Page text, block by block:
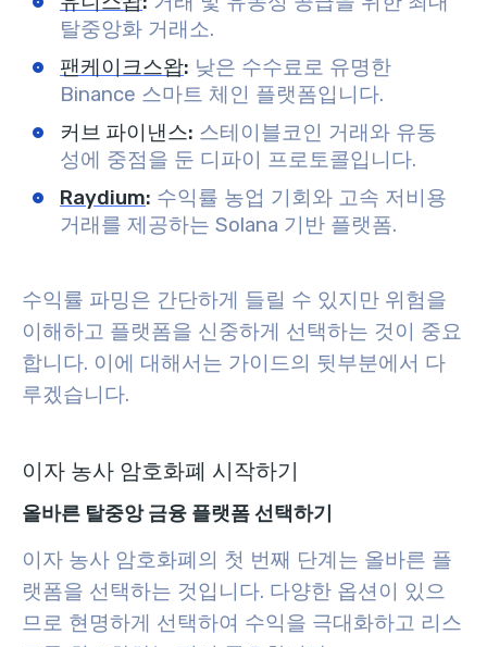
탈중앙화 거래소.
팬케이크스왑: 낮은 수수료로 유명한
Binance 스마트 체인 플랫폼입니다.
커브 파이낸스: 스테이블코인 거래와 유동
성에 중점을 둔 디파이 프로토콜입니다.
Raydium: 수익률 농업 기회와 고속 저비용
거래를 제공하는 Solana 기반 플랫폼.
수익률 파밍은 간단하게 들릴 수 있지만 위험을
이해하고 플랫폼을 신중하게 선택하는 것이 중요
합니다. 이에 대해서는 가이드의 뒷부분에서 다
루겠습니다.
이자 농사 암호화폐 시작하기
올바른 탈중앙 금융 플랫폼 선택하기
이자 농사 암호화폐의 첫 번째 단계는 올바른 플
랫폼을 선택하는 것입니다. 다양한 옵션이 있으
므로 현명하게 선택하여 수익을 극대화하고 리스